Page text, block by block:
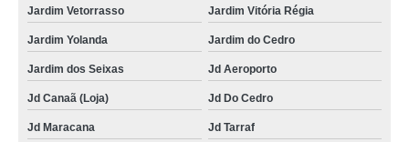
Jardim Vetorrasso Jardim Vitória Régia
Jardim Yolanda Jardim do Cedro
Jardim dos Seixas Jd Aeroporto
Jd Canaã (Loja) Jd Do Cedro
Jd Maracana Jd Tarraf